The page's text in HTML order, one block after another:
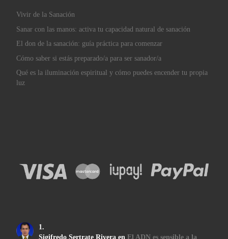
Vivir de la Sanación
Sanar con las manos: activa tu capacidad natural de sanación
El don de la sanación: guía práctica para comenzar
Cómo saber si estás preparado/a para ser sanador/a
Qué es la iluminación espiritual y cómo puedes encender tu propia
luz
Sigifredo Sertrate Riveraen El ADN es sensible a la